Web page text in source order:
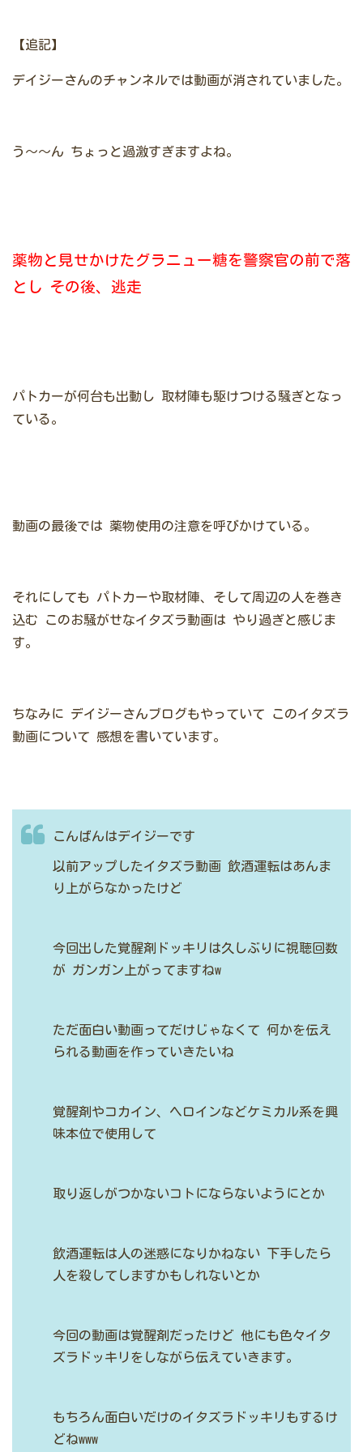
【追記】
デイジーさんのチャンネルでは動画が消されていました。
う～～ん ちょっと過激すぎますよね。
薬物と見せかけたグラニュー糖を警察官の前で落
とし
その後、逃走
パトカーが何台も出動し 取材陣も駆けつける騒ぎとなっ
ている。
動画の最後では 薬物使用の注意を呼びかけている。
それにしても
パトカーや取材陣、そして周辺の人を巻き
込む このお騒がせなイタズラ動画は やり過ぎと感じま
す。
ちなみに デイジーさんブログもやっていて このイタズラ
動画について 感想を書いています。
こんばんはデイジーです
以前アップしたイタズラ動画 飲酒運転はあんま
り上がらなかったけど
今回出した覚醒剤ドッキリは久しぶりに視聴回数
が ガンガン上がってますねw
ただ面白い動画ってだけじゃなくて 何かを伝え
られる動画を作っていきたいね
覚醒剤やコカイン、ヘロインなどケミカル系を興
味本位で使用して
取り返しがつかないコトにならないようにとか
飲酒運転は人の迷惑になりかねない 下手したら
人を殺してしますかもしれないとか
今回の動画は覚醒剤だったけど 他にも色々イタ
ズラドッキリをしながら伝えていきます。
もちろん面白いだけのイタズラドッキリもするけ
どねwww